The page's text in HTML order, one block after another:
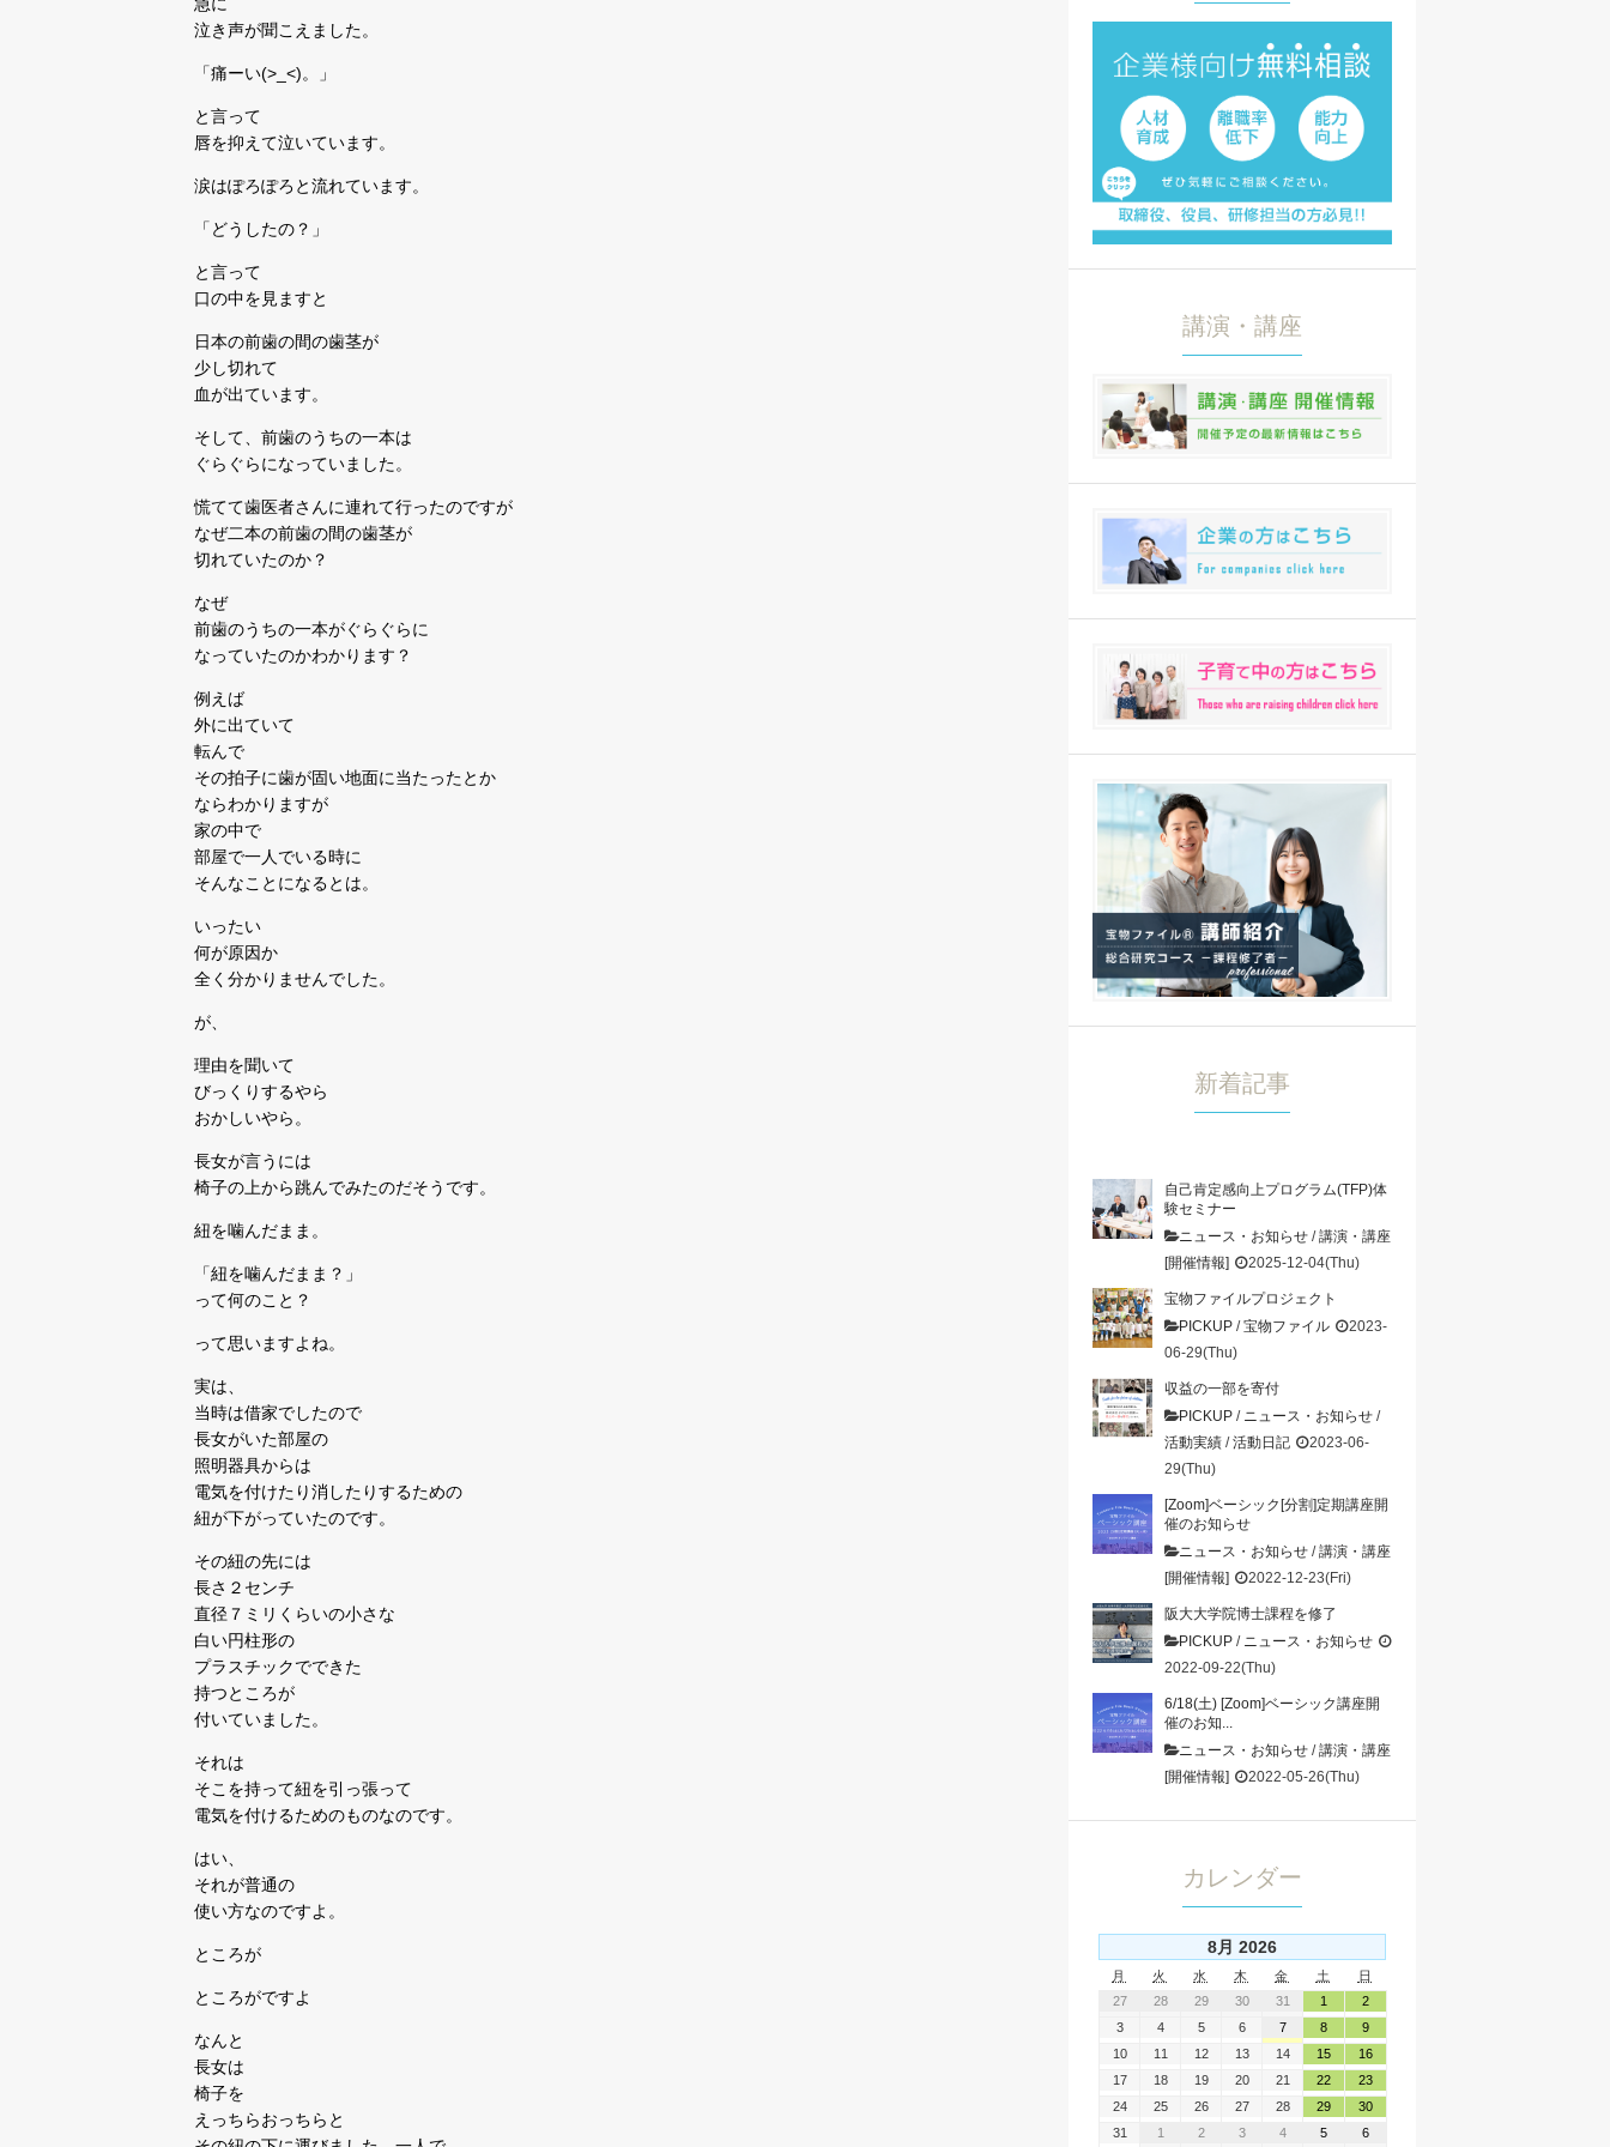
泣き声が聞こえました。
「痛ーい(>_<)。」
と言って
唇を抑えて泣いています。
涙はぽろぽろと流れています。
「どうしたの？」
と言って
口の中を見ますと
日本の前歯の間の歯茎が
少し切れて
血が出ています。
そして、前歯のうちの一本は
ぐらぐらになっていました。
慌てて歯医者さんに連れて行ったのですが
なぜ二本の前歯の間の歯茎が
切れていたのか？
なぜ
前歯のうちの一本がぐらぐらに
なっていたのかわかります？
例えば
外に出ていて
転んで
その拍子に歯が固い地面に当たったとか
ならわかりますが
家の中で
部屋で一人でいる時に
そんなことになるとは。
いったい
何が原因か
全く分かりませんでした。
が、
理由を聞いて
びっくりするやら
おかしいやら。
長女が言うには
椅子の上から跳んでみたのだそうです。
紐を噛んだまま。
「紐を噛んだまま？」
って何のこと？
って思いますよね。
実は、
当時は借家でしたので
長女がいた部屋の
照明器具からは
電気を付けたり消したりするための
紐が下がっていたのです。
その紐の先には
長さ２センチ
直径７ミリくらいの小さな
白い円柱形の
プラスチックでできた
持つところが
付いていました。
それは
そこを持って紐を引っ張って
電気を付けるためのものなのです。
はい、
それが普通の
使い方なのですよ。
ところが
ところがですよ
なんと
長女は
椅子を
えっちらおっちらと
講演・講座
新着記事
自己肯定感向上プログラム(TFP)体
験セミナー
ニュース・お知らせ /講演・講座
[開催情報]
2025-12-04(Thu)
宝物ファイルプロジェクト
PICKUP /宝物ファイル
2023-
06-29(Thu)
収益の一部を寄付
PICKUP / ニュース・お知らせ /
活動実績 /活動日記
2023-06-
29(Thu)
[Zoom]ベーシック[分割]定期講座開
催のお知らせ
ニュース・お知らせ /講演・講座
[開催情報]
2022-12-23(Fri)
阪大大学院博士課程を修了
PICKUP / ニュース・お知らせ
2022-09-22(Thu)
6/18(土) [Zoom]ベーシック講座開
催のお知...
ニュース・お知らせ /講演・講座
[開催情報]
2022-05-26(Thu)
カレンダー
8月 2026
月 火 水 木 金 土
日
27
28 29 30 31 1
2
3
4 5 6 7 8
9
10
11 12 13 14 15
16
17
18 19 20 21 22
23
24
25 26 27 28 29
30
31
1 2 3 4 5 6